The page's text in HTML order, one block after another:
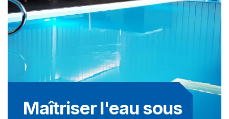
Maîtriser l'eau sous